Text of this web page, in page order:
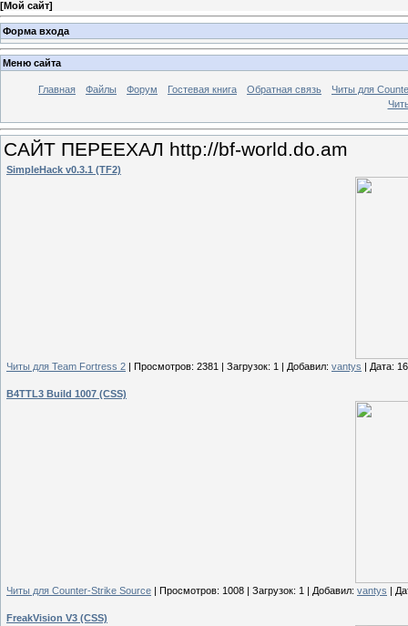
[Мой сайт]
Форма входа
Меню сайта
Главная Файлы Форум Гостевая книга Обратная связь
Читы для
САЙТ ПЕРЕЕХАЛ http://bf-world.do.am
SimpleHack v0.3.1 (TF2)
Читы для Team Fortress 2 | Просмотров: 2381 | Загрузок: 1 | Добавил: vantys | Дата:
B4TTL3 Build 1007 (CSS)
Читы для Counter-Strike Source | Просмотров: 1008 | Загрузок: 1 | Добавил: vantys |
FreakVision V3 (CSS)